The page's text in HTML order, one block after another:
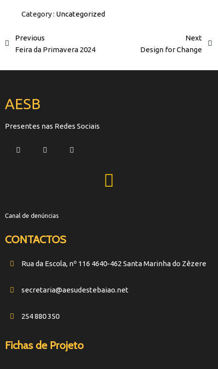
Category : Uncategorized
Previous
Feira da Primavera 2024
Next
Design for Change
AESB
Presentes nas Redes Sociais
Canal de denúncias
CONTACTOS
Rua da Escola, nº 116 4640-462 Santa Marinha do Zêzere
secretaria@aesudestebaiao.net
254 880 350
Fichas de Projeto